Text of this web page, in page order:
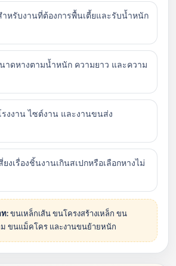
ำหรับงานที่ต้องการพื้นเตี้ยและรับน้ำหนัก
าดหางตามน้ำหนัก ความยาว และความ
รงงาน ไซต์งาน และงานขนส่ง
งเรื่องชิ้นงานเกินสเปกหรือเลือกหางไม่
ท:ขนเหล็กเส้น ขนโครงสร้างเหล็ก ขน
ม ขนแม็คโคร และงานขนย้ายหนัก